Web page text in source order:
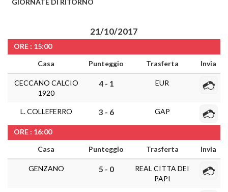
GIORNATE DI RITORNO
21/10/2017
ORE : 15:00
Casa
Punteggio Trasferta Invia
CECCANO CALCIO
1920
4 - 1 EUR
L. COLLEFERRO 3 - 6 GAP
ORE : 16:00
Casa
Punteggio Trasferta Invia
GENZANO 5 - 0
REAL CITTA DEI
PAPI